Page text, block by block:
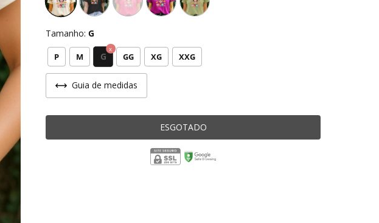
Tamanho: G
P M G GG XG XXG
Guia de medidas